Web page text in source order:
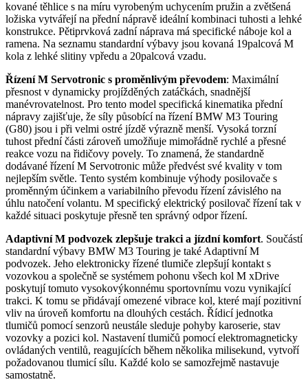
kované těhlice s na míru vyrobeným uchycením pružin a zvětšená
ložiska vytvářejí na přední nápravě ideální kombinaci tuhosti a lehké
konstrukce. Pětiprvková zadní náprava má specifické náboje kol a
ramena. Na seznamu standardní výbavy jsou kovaná 19palcová M
kola z lehké slitiny vpředu a 20palcová vzadu.
Řízení M Servotronic s proměnlivým převodem: Maximální
přesnost v dynamicky projížděných zatáčkách, snadnější
manévrovatelnost. Pro tento model specifická kinematika přední
nápravy zajišťuje, že síly působící na řízení BMW M3 Touring
(G80) jsou i při velmi ostré jízdě výrazně menší. Vysoká torzní
tuhost přední části zároveň umožňuje mimořádně rychlé a přesné
reakce vozu na řidičovy povely. To znamená, že standardně
dodávané řízení M Servotronic může předvést své kvality v tom
nejlepším světle. Tento systém kombinuje výhody posilovače s
proměnným účinkem a variabilního převodu řízení závislého na
úhlu natočení volantu. M specifický elektrický posilovač řízení tak v
každé situaci poskytuje přesně ten správný odpor řízení.
Adaptivní M podvozek zlepšuje trakci a jízdní komfort. Součástí
standardní výbavy BMW M3 Touring je také Adaptivní M
podvozek. Jeho elektronicky řízené tlumiče zlepšují kontakt s
vozovkou a společně se systémem pohonu všech kol M xDrive
poskytují tomuto vysokovýkonnému sportovnímu vozu vynikající
trakci. K tomu se přidávají omezené vibrace kol, které mají pozitivní
vliv na úroveň komfortu na dlouhých cestách. Řídicí jednotka
tlumičů pomocí senzorů neustále sleduje pohyby karoserie, stav
vozovky a pozici kol. Nastavení tlumičů pomocí elektromagneticky
ovládaných ventilů, reagujících během několika milisekund, vytvoří
požadovanou tlumicí sílu. Každé kolo se samozřejmě nastavuje
samostatně.